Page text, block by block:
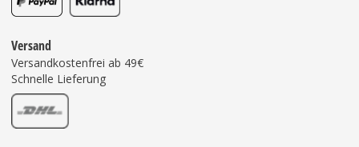
Versand
Versandkostenfrei ab 49€
Schnelle Lieferung